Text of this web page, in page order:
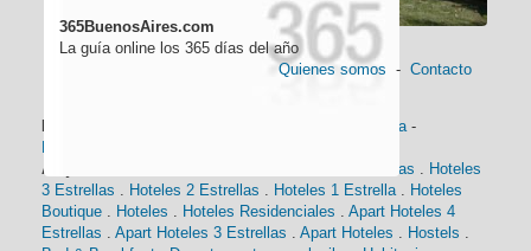
365BuenosAires.com
La guía online los 365 días del año
Quienes somos - Contacto
Historia -
Alojamiento:
Hoteles 4 Estrellas
Hoteles
3 Estrellas
Hoteles 2 Estrellas Hoteles 1 Estrella
Hoteles
Boutique
Hoteles Hoteles Residenciales
Apart Hoteles 4
Estrellas
Apart Hoteles 3 Estrellas Apart Hoteles Hostels